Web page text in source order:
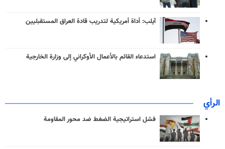
آيلب: أداة أمريكية لتدريب قادة العراق المستقبليين
استدعاء القائم بالأعمال الأوكراني إلى وزارة الخارجية
الرأي
فشل استراتيجية الضغط ضد محور المقاومة